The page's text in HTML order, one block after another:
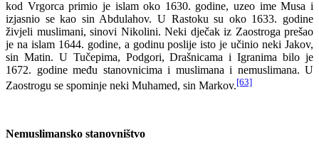
kod Vrgorca primio je islam oko 1630. godine, uzeo ime Musa i
izjasnio se kao sin Abdulahov. U Rastoku su oko 1633. godine
živjeli muslimani, sinovi Nikolini. Neki dječak iz Zaostroga prešao
je na islam 1644. godine, a godinu poslije isto je učinio neki Jakov,
sin Matin. U Tučepima, Podgori, Drašnicama i Igranima bilo je
1672. godine među stanovnicima i muslimana i nemuslimana. U
Zaostrogu se spominje neki Muhamed, sin Markov.[63]
Nemuslimansko stanovništvo